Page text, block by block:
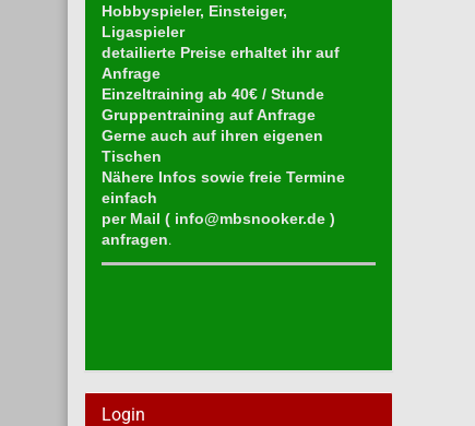
Hobbyspieler, Einsteiger,
Ligaspieler
detailierte Preise erhaltet ihr auf
Anfrage
Einzeltraining ab 40€ / Stunde
Gruppentraining auf Anfrage
Gerne auch auf ihren eigenen
Tischen
Nähere Infos sowie freie Termine
einfach
per Mail ( info@mbsnooker.de )
anfragen.
Login